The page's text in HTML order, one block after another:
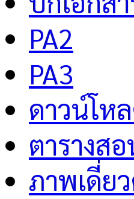
PA2
PA3
ดาวน์โห
ตารางส
ภาพเดี่ย